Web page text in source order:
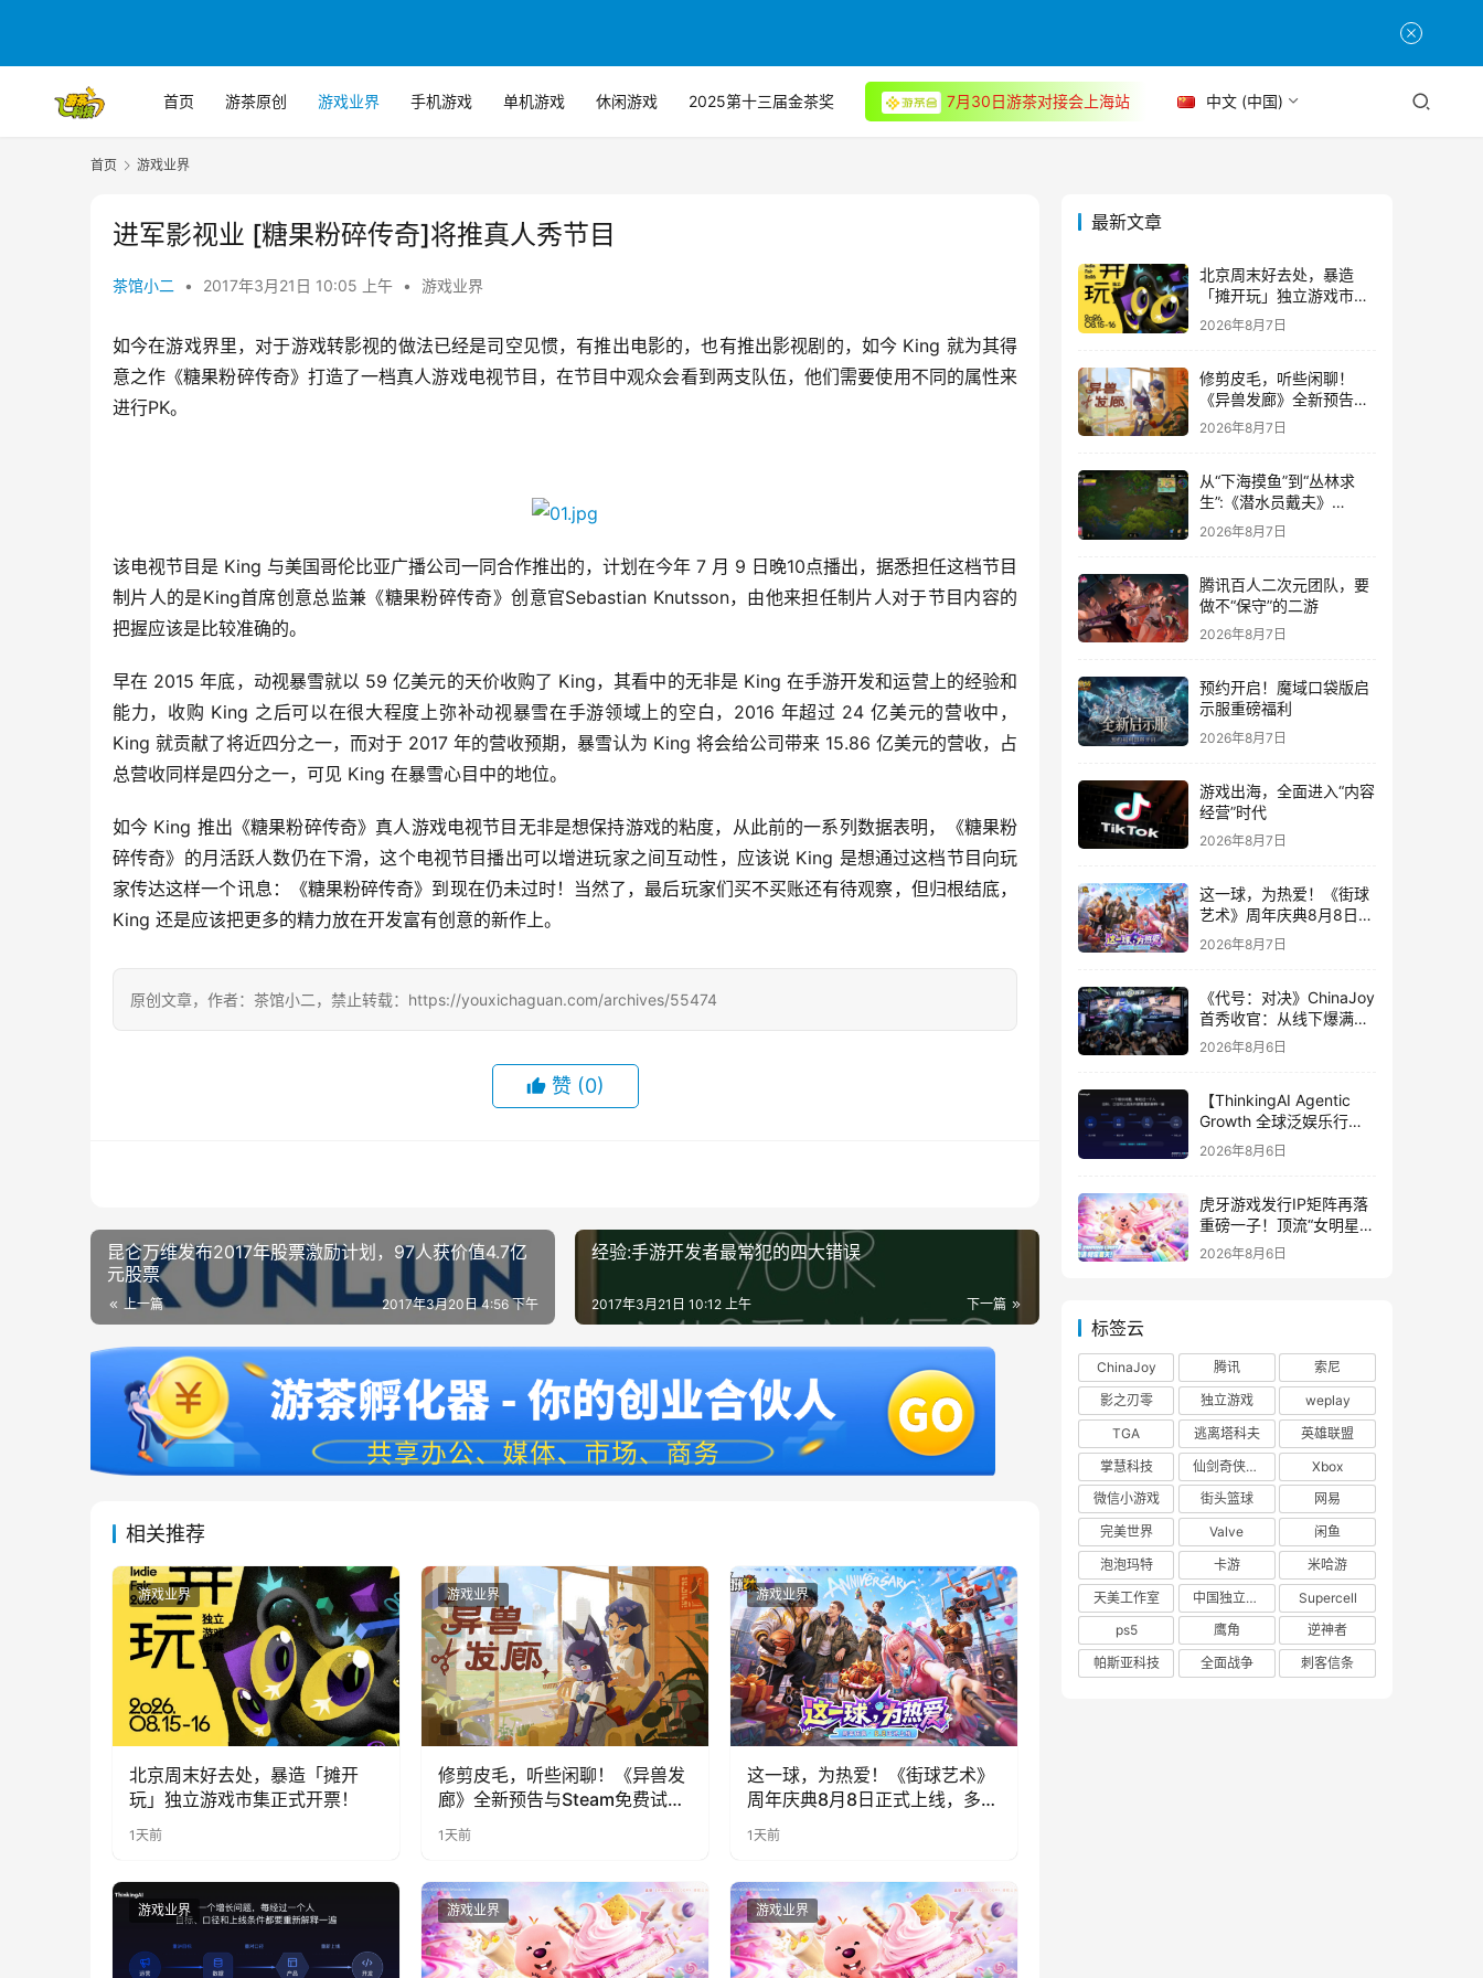
首页 游茶原创 游戏业界 手机游戏 单机游戏 休闲游戏 2025第十三届金茶奖 7月30日游茶对接会上海站 中文 (中国)
首页 游戏业界
进军影视业 [糖果粉碎传奇]将推真人秀节目
茶馆小二 • 2017年3月21日 10:05 上午 • 游戏业界
如今在游戏界里，对于游戏转影视的做法已经是司空见惯，有推出电影的，也有推出影视剧的，如今 King 就为其得
意之作《糖果粉碎传奇》打造了一档真人游戏电视节目，在节目中观众会看到两支队伍，他们需要使用不同的属性来
进行PK。
该电视节目是 King 与美国哥伦比亚广播公司一同合作推出的，计划在今年 7 月 9 日晚10点播出，据悉担任这档节目
制片人的是King首席创意总监兼《糖果粉碎传奇》创意官Sebastian Knutsson，由他来担任制片人对于节目内容的
把握应该是比较准确的。
早在 2015 年底，动视暴雪就以 59 亿美元的天价收购了 King，其看中的无非是 King 在手游开发和运营上的经验和
能力，收购 King 之后可以在很大程度上弥补动视暴雪在手游领域上的空白，2016 年超过 24 亿美元的营收中，
King 就贡献了将近四分之一，而对于 2017 年的营收预期，暴雪认为 King 将会给公司带来 15.86 亿美元的营收，占
总营收同样是四分之一，可见 King 在暴雪心目中的地位。
如今 King 推出《糖果粉碎传奇》真人游戏电视节目无非是想保持游戏的粘度，从此前的一系列数据表明，《糖果粉
碎传奇》的月活跃人数仍在下滑，这个电视节目播出可以增进玩家之间互动性，应该说 King 是想通过这档节目向玩
家传达这样一个讯息：《糖果粉碎传奇》到现在仍未过时！当然了，最后玩家们买不买账还有待观察，但归根结底，
King 还是应该把更多的精力放在开发富有创意的新作上。
原创文章，作者：茶馆小二，禁止转载：https://youxichaguan.com/archives/55474
赞 (0)
昆仑万维发布2017年股票激励计划，97人获价值4.7亿
元股票
上一篇 2017年3月20日 4:56 下午
经验:手游开发者最常犯的四大错误
下一篇
2017年3月21日 10:12 上午
相关推荐
游戏业界
北京周末好去处，暴造「摊开
玩」独立游戏市集正式开票！
1天前
游戏业界
修剪皮毛，听些闲聊！《异兽发
廊》全新预告与Steam免费试玩
公开
1天前
游戏业界
这一球，为热爱！《街球艺术》
周年庆典8月8日正式上线，多重
福利与全新内容同步开启
1天前
游戏业界 游戏业界 游戏业界
最新文章
北京周末好去处，暴造
「摊开玩」独立游戏市集
正式开票！
2026年8月7日
修剪皮毛，听些闲聊！
《异兽发廊》全新预告与
Steam免费试玩公开
2026年8月7日
从“下海摸鱼”到“丛林求
生”:《潜水员戴夫》
DLC《丛林》移动端定档
8月14日
2026年8月7日
腾讯百人二次元团队，要
做不“保守”的二游
2026年8月7日
预约开启！魔域口袋版启
示服重磅福利
2026年8月7日
游戏出海，全面进入“内容
经营”时代
2026年8月7日
这一球，为热爱！《街球
艺术》周年庆典8月8日正
式上线，多重福利与全新
内容同步开启
2026年8月7日
《代号：对决》ChinaJoy
首秀收官：从线下爆满看
见玩家的真实期待
2026年8月6日
【ThinkingAI Agentic
Growth 全球泛娱乐行业
峰会】Agent 时代，人到
底负责什么
2026年8月6日
虎牙游戏发行IP矩阵再落
重磅一子！顶流“女明星”
ZANMANG LOOPY 正版
2026年8月6日
标签云
ChinaJoy 腾讯
索尼
影之刃零
独立游戏
weplay
TGA
逃离塔科夫
英雄联盟
掌慧科技
仙剑奇侠传四
Xbox
微信小游戏
街头篮球
网易
完美世界
Valve
闲鱼
泡泡玛特
卡游
米哈游
天美工作室
中国独立游戏联盟
Supercell
ps5
鹰角
逆神者
帕斯亚科技
全面战争 刺客信条